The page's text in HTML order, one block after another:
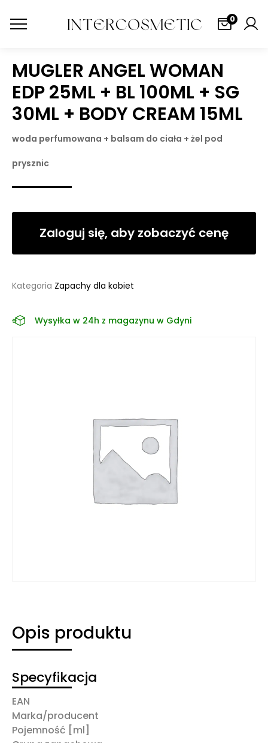
0
Opis produktu
Specyfikacja
EAN
Marka/producent
Pojemność [ml]
MUGLER ANGEL WOMAN
EDP 25ML + BL 100ML + SG
30ML + BODY CREAM 15ML
woda perfumowana + balsam do ciała + żel pod
prysznic
Zaloguj się, aby zobaczyć cenę
Kategoria Zapachy dla kobiet
Wysyłka w 24h z magazynu w Gdyni